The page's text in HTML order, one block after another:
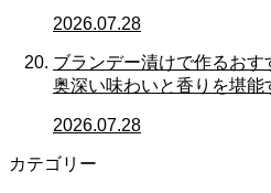
2026.07.28
ブランデー漬けで作るお
奥深い味わいと香りを堪能
2026.07.28
カテゴリー